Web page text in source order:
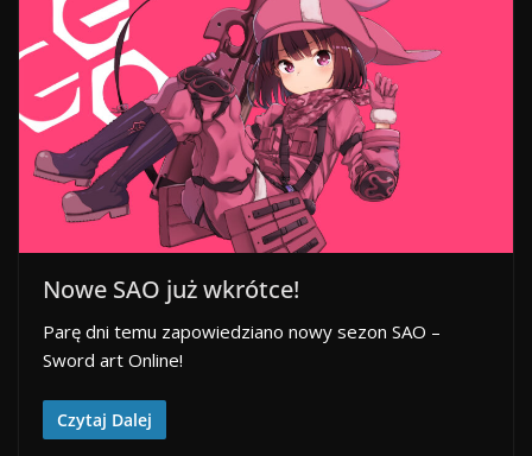
Nowe SAO już wkrótce!
Parę dni temu zapowiedziano nowy sezon SAO –
Sword art Online!
Czytaj Dalej